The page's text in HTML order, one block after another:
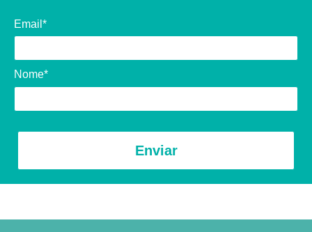
Email*
Nome*
Enviar